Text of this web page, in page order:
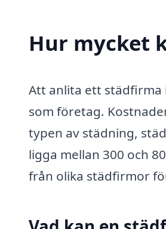
Hur mycket
Att anlita ett städfirma
som företag.
typen av städning,
ligga mellan 300 och
från olika städfirmor